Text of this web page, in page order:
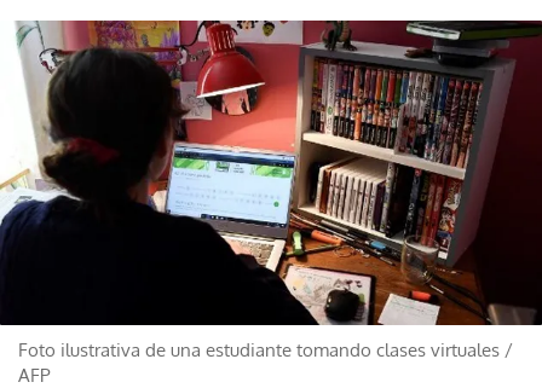
Foto ilustrativa de una estudiante tomando clases virtuales /
AFP